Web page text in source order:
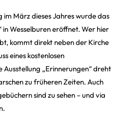
März dieses Jahres wurde das
Wesselburen eröffnet. Wer hier
kommt direkt neben der Kirche
eines kostenlosen
„Erinnerungen“ dreht
zu früheren Zeiten. Auch
sind zu sehen – und via